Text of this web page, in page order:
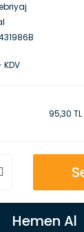
KDV
95,30
Hemen Al